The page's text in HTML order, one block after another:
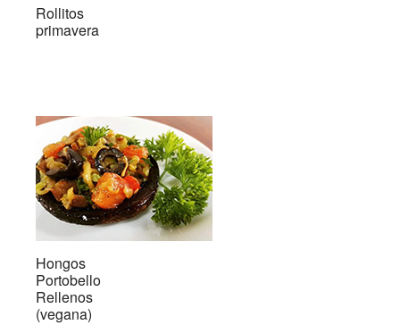
Rollitos
primavera
Hongos
Portobello
Rellenos
(vegana)